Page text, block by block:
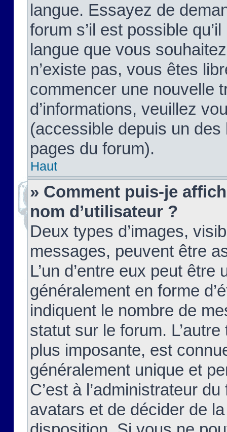
langue. Essayez de
forum s’il est possible
langue que vous
n’existe pas, vous êtes
commencer une nouvelle
d’informations, veuillez
(accessible depuis un
pages du forum).
Haut
» Comment puis-je
nom d’utilisateur ?
Deux types d’images,
messages, peuvent être
L’un d’entre eux peut
généralement en forme
indiquent le nombre de
statut sur le forum.
plus imposante, est
généralement unique et
C’est à l’administrateur
avatars et de décider de